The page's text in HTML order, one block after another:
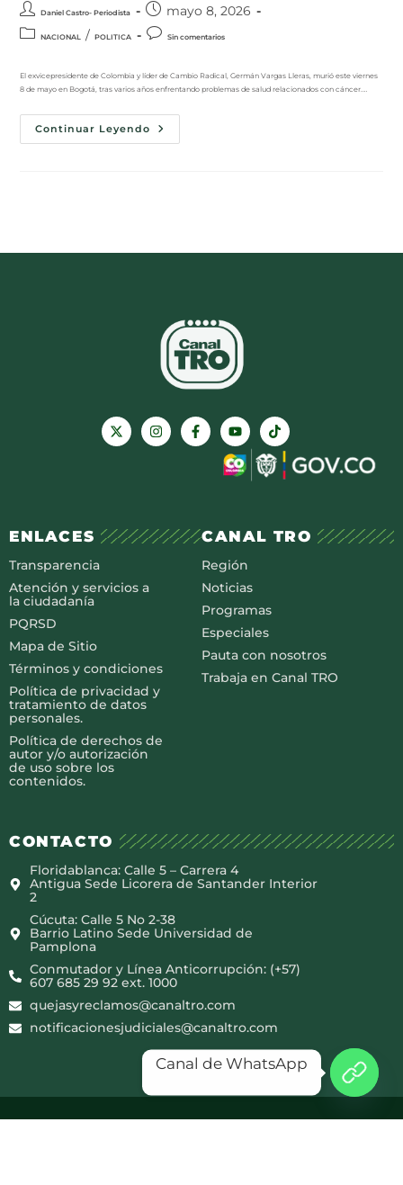
Daniel Castro- Periodista mayo 8, 2026
NACIONAL / POLITICA Sin comentarios
El exvicepresidente de Colombia y líder de Cambio Radical, Germán Vargas Lleras, murió este viernes
8 de mayo en Bogotá, tras varios años enfrentando problemas de salud relacionados con cáncer.…
Continuar Leyendo
ENLACES
Transparencia
Atención y servicios a
la ciudadanía
PQRSD
Mapa de Sitio
Términos y condiciones
Política de privacidad y
tratamiento de datos
personales.
Política de derechos de
autor y/o autorización
de uso sobre los
contenidos.
CANAL TRO
Región
Noticias
Programas
Especiales
Pauta con nosotros
Trabaja en Canal TRO
CONTACTO
Floridablanca: Calle 5 – Carrera 4
Antigua Sede Licorera de Santander Interior
2
Cúcuta: Calle 5 No 2-38
Barrio Latino Sede Universidad de
Pamplona
Conmutador y Línea Anticorrupción: (+57)
607 685 29 92 ext. 1000
quejasyreclamos@canaltro.com
notificacionesjudiciales@canaltro.com
Canal de WhatsApp